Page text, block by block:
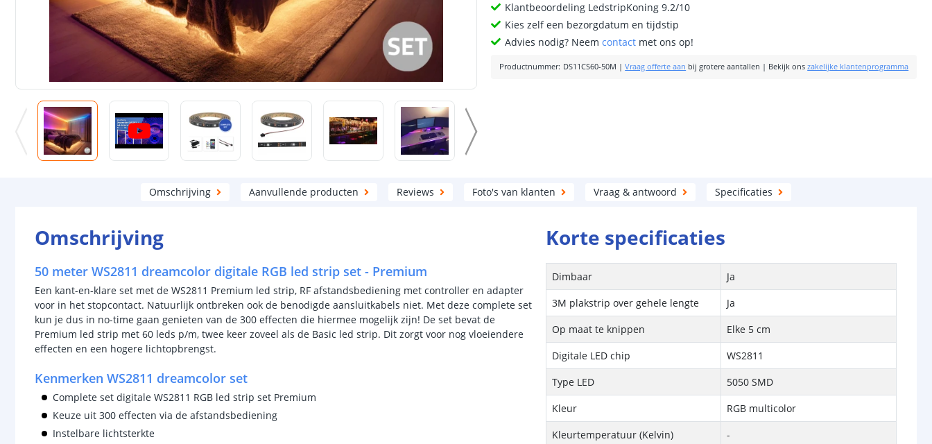
Klantbeoordeling LedstripKoning 9.2/10
Kies zelf een bezorgdatum en tijdstip
Advies nodig? Neemcontact met ons op!
Productnummer: DS11CS60-50M |Vraag offerte aan bij grotere aantallen | Bekijk ons zakelijke klantenprogramma
Omschrijving Aanvullende producten Reviews Foto's van klanten Vraag & antwoord Specificaties
Omschrijving
50 meter WS2811 dreamcolor digitale RGB led strip set - Premium
Een kant-en-klare set met de WS2811 Premium led strip, RF afstandsbediening met controller en adapter
voor in het stopcontact. Natuurlijk ontbreken ook de benodigde aansluitkabels niet. Met deze complete set
kun je dus in no-time gaan genieten van de 300 effecten die hiermee mogelijk zijn! De set bevat de
Premium led strip met 60 leds p/m, twee keer zoveel als de Basic led strip. Dit zorgt voor nog vloeiendere
effecten en een hogere lichtopbrengst.
Kenmerken WS2811 dreamcolor set
Complete set digitale WS2811 RGB led strip set Premium
Keuze uit 300 effecten via de afstandsbediening
Instelbare lichtsterkte
Korte specificaties
Dimbaar
Ja
3M plakstrip over gehele lengte
Ja
Op maat te knippen
Elke 5 cm
Digitale LED chip
WS2811
Type LED
5050 SMD
Kleur
RGB multicolor
Kleurtemperatuur (Kelvin)
-